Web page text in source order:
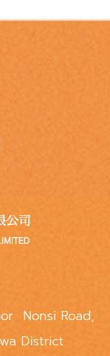
Nonsi Road,
District